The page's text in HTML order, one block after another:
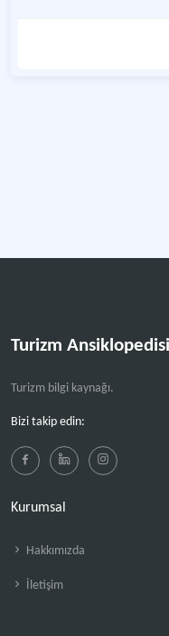
Turizm Ansiklopedisi
Turizm bilgi kaynağı.
Bizi takip edin:
Kurumsal
Hakkımızda
İletişim